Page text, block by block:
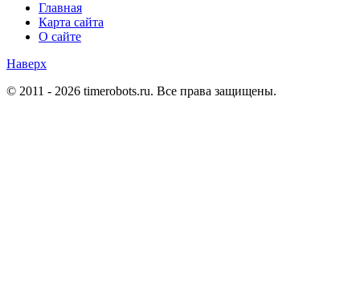
Главная
Карта сайта
О сайте
Наверх
© 2011 - 2026 timerobots.ru. Все права защищены.